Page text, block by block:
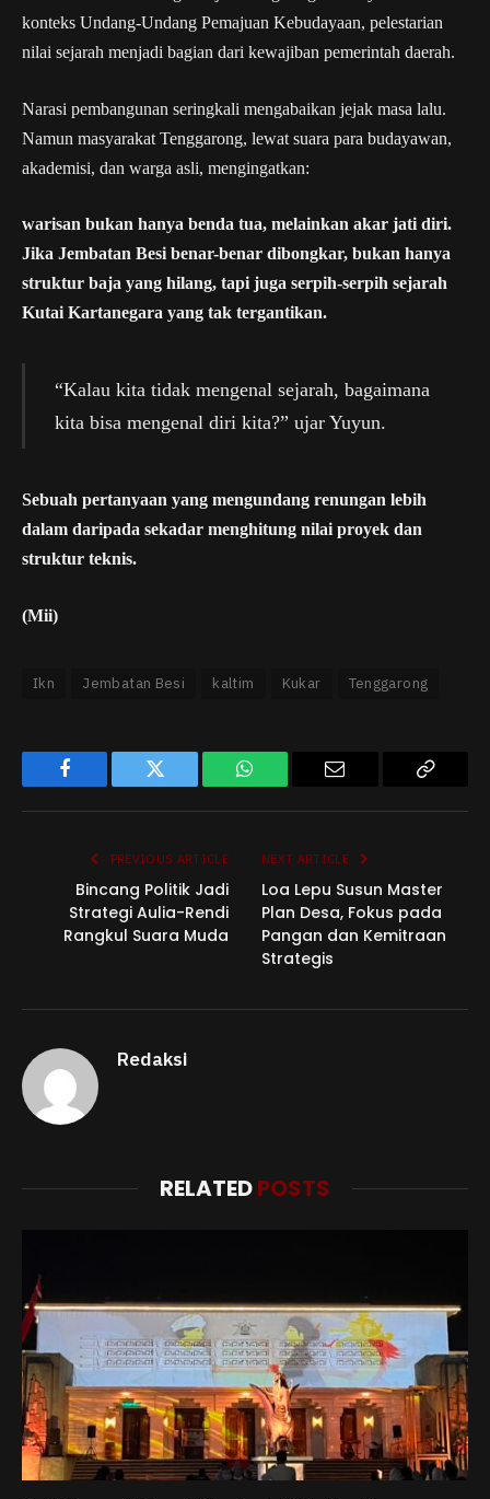
konteks Undang-Undang Pemajuan Kebudayaan, pelestarian
nilai sejarah menjadi bagian dari kewajiban pemerintah daerah.
Narasi pembangunan seringkali mengabaikan jejak masa lalu.
Namun masyarakat Tenggarong, lewat suara para budayawan,
akademisi, dan warga asli, mengingatkan:
warisan bukan hanya benda tua, melainkan akar jati diri.
Jika Jembatan Besi benar-benar dibongkar, bukan hanya
struktur baja yang hilang, tapi juga serpih-serpih sejarah
Kutai Kartanegara yang tak tergantikan.
“Kalau kita tidak mengenal sejarah, bagaimana
kita bisa mengenal diri kita?” ujar Yuyun.
Sebuah pertanyaan yang mengundang renungan lebih
dalam daripada sekadar menghitung nilai proyek dan
struktur teknis.
(Mii)
Ikn Jembatan Besi kaltim Kukar Tenggarong
Facebook Twitter WhatsApp Email
Copy
PREVIOUS ARTICLE
Bincang Politik Jadi
Strategi Aulia-Rendi
Rangkul Suara Muda
NEXT ARTICLE
Loa Lepu Susun Master
Plan Desa, Fokus pada
Pangan dan Kemitraan
Strategis
Redaksi
RELATEDPOSTS